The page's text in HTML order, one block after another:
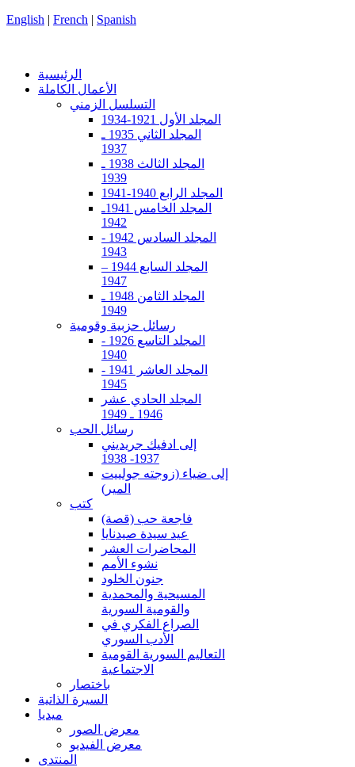
English | French | Spanish
الرئيسية
الأعمال الكاملة
التسلسل الزمني
المجلد الأول 1921-1934
المجلد الثاني 1935 ـ
1937
المجلد الثالث 1938 ـ
1939
المجلد الرابع 1940-1941
المجلد الخامس 1941ـ
1942
المجلد السادس 1942 -
1943
المجلد السابع 1944 –
1947
المجلد الثامن 1948 ـ
1949
رسائل حزبية وقومية
المجلد التاسع 1926 -
1940
المجلد العاشر 1941 -
1945
المجلد الحادي عشر
1946 ـ 1949
رسائل الحب
إلى ادفيك جريديني
1937- 1938
إلى ضياء (زوجته جولييت
المير)
كتب
فاجعة حب (قصة)
عيد سيدة صيدنايا
المحاضرات العشر
نشوء الأمم
جنون الخلود
المسيحية والمحمدية
والقومية السورية
الصراع الفكري في
الأدب السوري
التعاليم السورية القومية
الاجتماعية
باختصار
السيرة الذاتية
ميديا
معرض الصور
معرض الفيديو
المنتدى